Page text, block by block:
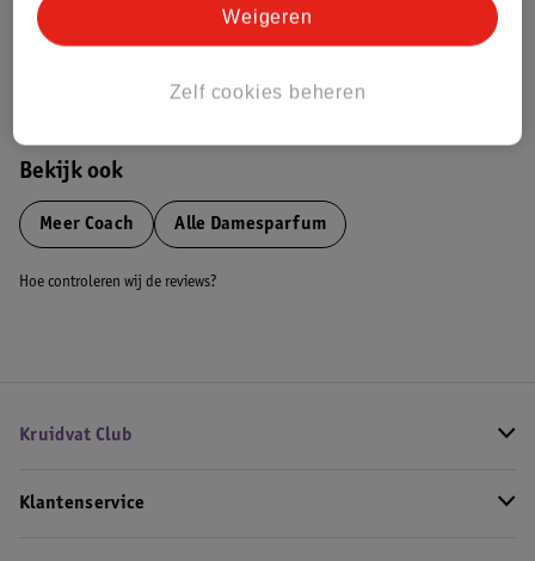
Bestel & Bezorginformatie
Bekijk ook
Meer Coach Alle Damesparfum
Hoe controleren wij de reviews?
Kruidvat Club
Klantenservice
Zelf cookies beheren
Weigeren